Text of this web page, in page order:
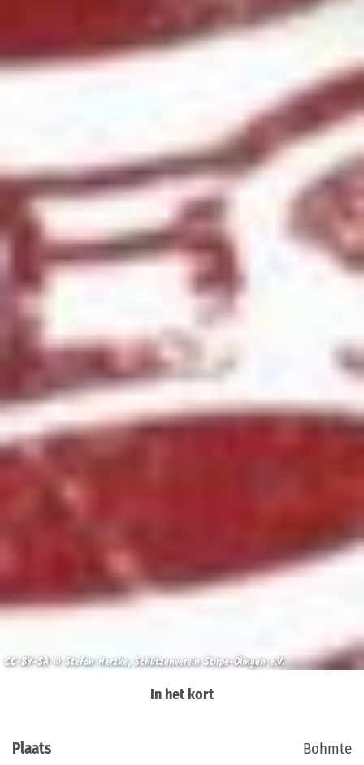
CC-BY-SA © Stefan Herzke, Schützenverein Stirpe-Ölingen e.V.
In het kort
Plaats Bohmte